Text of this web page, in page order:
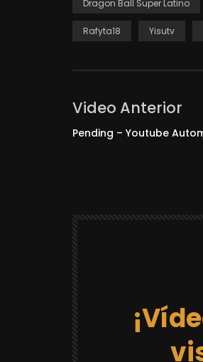
Dragon Ball Super Latino
Rafyta18 Yisutv
Video Anterior
Pending – Youtube